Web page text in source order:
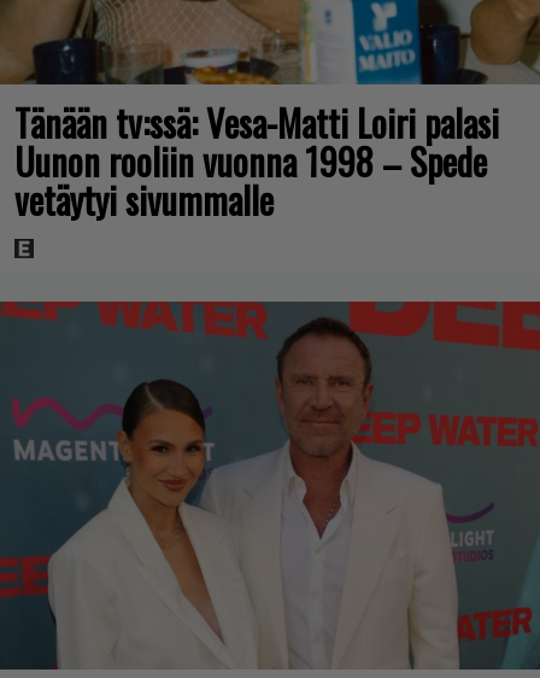
Tänään tv:ssä: Vesa-Matti Loiri palasi
Uunon rooliin vuonna 1998 – Spede
vetäytyi sivummalle